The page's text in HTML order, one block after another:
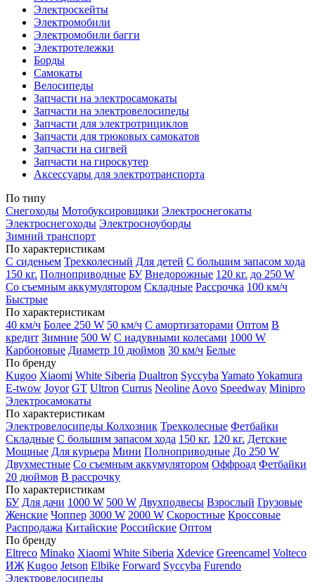
Электроскейты
Электромобили
Электромобили багги
Электротележки
Борды
Самокаты
Велосипеды
Запчасти на электросамокаты
Запчасти на электровелосипеды
Запчасти для электротрициклов
Запчасти для трюковых самокатов
Запчасти на сигвей
Запчасти на гироскутер
Аксессуары для электротранспорта
По типу
Снегоходы Мотобуксировщики Электроснегокаты
Электроснегоходы Электросноуборды
Зимний транспорт
По характеристикам
С сиденьем Трехколесный Для детей С большим запасом хода
150 кг. Полноприводные БУ Внедорожные 120 кг. до 250 W
Со съемным аккумулятором Складные Рассрочка 100 км/ч
Быстрые
По характеристикам
40 км/ч Более 250 W 50 км/ч С амортизаторами Оптом В
кредит Зимние 500 W С надувными колесами 1000 W
Карбоновые Диаметр 10 дюймов 30 км/ч Белые
По бренду
Kugoo Xiaomi White Siberia Dualtron Syccyba YamatoYokamura
E-twow Joyor GT Ultron Currus Neoline Aovo Speedway Minipro
Электросамокаты
По характеристикам
Электровелосипеды Колхозник Трехколесные Фетбайки
Складные С большим запасом хода 150 кг. 120 кг. Детские
Мощные Для курьера Мини Полноприводные До 250 W
Двухместные Со съемным аккумулятором Оффроад Фетбайки
20 дюймов В рассрочку
По характеристикам
БУ Для дачи 1000 W 500 W Двухподвесы Взрослый Грузовые
Женские Чоппер 3000 W 2000 W Скоростные Кроссовые
Распродажа Китайские Российские Оптом
По бренду
Eltreco Minako Xiaomi White Siberia Xdevice Greencamel Volteco
ИЖ Kugoo Jetson Elbike Forward Syccyba Furendo
Электровелосипеды